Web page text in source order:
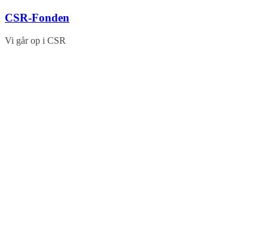
Skip
content
CSR-Fonden
Vi går op i CSR